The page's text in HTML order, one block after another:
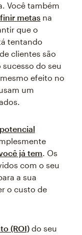
Você também
metas na
que o
tentando
de clientes são
do seu
efeito no
um
já tem. Os
com o seu
a sua
o custo de
(ROI) do seu